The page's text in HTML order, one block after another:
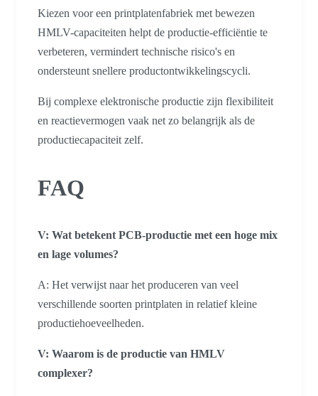
Kiezen voor een printplatenfabriek met bewezen
HMLV-capaciteiten helpt de productie-efficiëntie te
verbeteren, vermindert technische risico's en
ondersteunt snellere productontwikkelingscycli.
Bij complexe elektronische productie zijn flexibiliteit
en reactievermogen vaak net zo belangrijk als de
productiecapaciteit zelf.
FAQ
V: Wat betekent PCB-productie met een hoge mix
en lage volumes?
A: Het verwijst naar het produceren van veel
verschillende soorten printplaten in relatief kleine
productiehoeveelheden.
V: Waarom is de productie van HMLV
complexer?